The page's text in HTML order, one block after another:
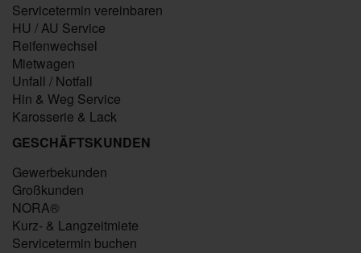
Servicetermin vereinbaren
HU / AU Service
Reifenwechsel
Mietwagen
Unfall / Notfall
Hin & Weg Service
Karosserie & Lack
GESCHÄFTSKUNDEN
Gewerbekunden
Großkunden
NORA®
Kurz- & Langzeitmiete
Servicetermin buchen